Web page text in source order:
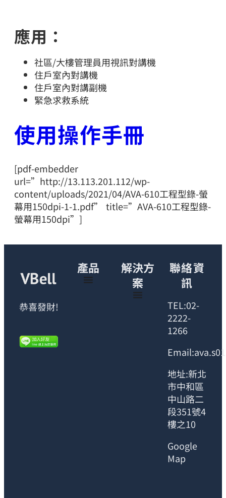
應用：
社區/大樓管理員用視訊對講機
住戶室內對講機
住戶室內對講副機
緊急求救系統
使用操作手冊
[pdf-embedder
url=”http://13.113.201.112/wp-
content/uploads/2021/04/AVA-610工程型錄-螢
幕用150dpi-1-1.pdf” title=”AVA-610工程型錄-
螢幕用150dpi”]
恭喜發財!
產品
解決方
案
聯絡資
訊
TEL:02-
2222-
1266
地址:新北
市中和區
中山路二
段351號4
樓之10
Google
Map